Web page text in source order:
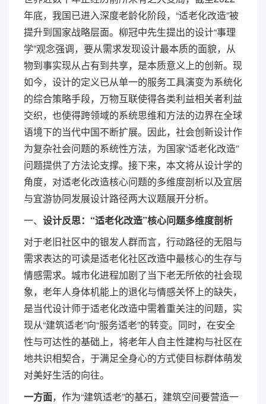
年底，我国已进入深度老龄化阶段，“适老化改造”被
提升到国家战略层面。柳冠中先生提出的设计“事理
学”观念强调，要从需求发现设计最本质的面貌，从
物到事实现从占有到共享，是本质意义上的创新。现
如今，设计的定义已从单一的服务工具演变为系统化
的综合策略手段，万物互联使得各类利益相关者利益
交织，也使得跨领域的系统思维和方法的边界在全球
语境下的当代中国不断扩展。因此，社会创新设计作
为复杂社会问题的系统性方法，为国家“适老化改造”
问题提供了方法论支撑。接下来，本文将从设计学的
角度，对适老化改造核心问题的多维度剖析以及宜居
与宜游协同发展设计路径两大议题展开分析。
一、 设计反思：“适老化改造”核心问题多维度剖析
对于老旧社区中的银发人群而言，行动路径的无阻与
需求表达的可读是适老化社区改造中最核心的生存与
情感需求。城市化进程加剧了当下老无所依的社会现
象，老年人身体机能上的退化与情感关怀上的缺失，
是当代设计师于适老化改造中需着重关注的问题，实
现从“建筑适老”向“服务适老”的转变。同时，在安全
性与可达性的基础上，将老年人自主性建构与社区在
地共识相契合，于满足全身心的方式使目标群体萌发
对美好生活的向往。
一方面，作为“建筑适老”的基石，建筑空间要营造一